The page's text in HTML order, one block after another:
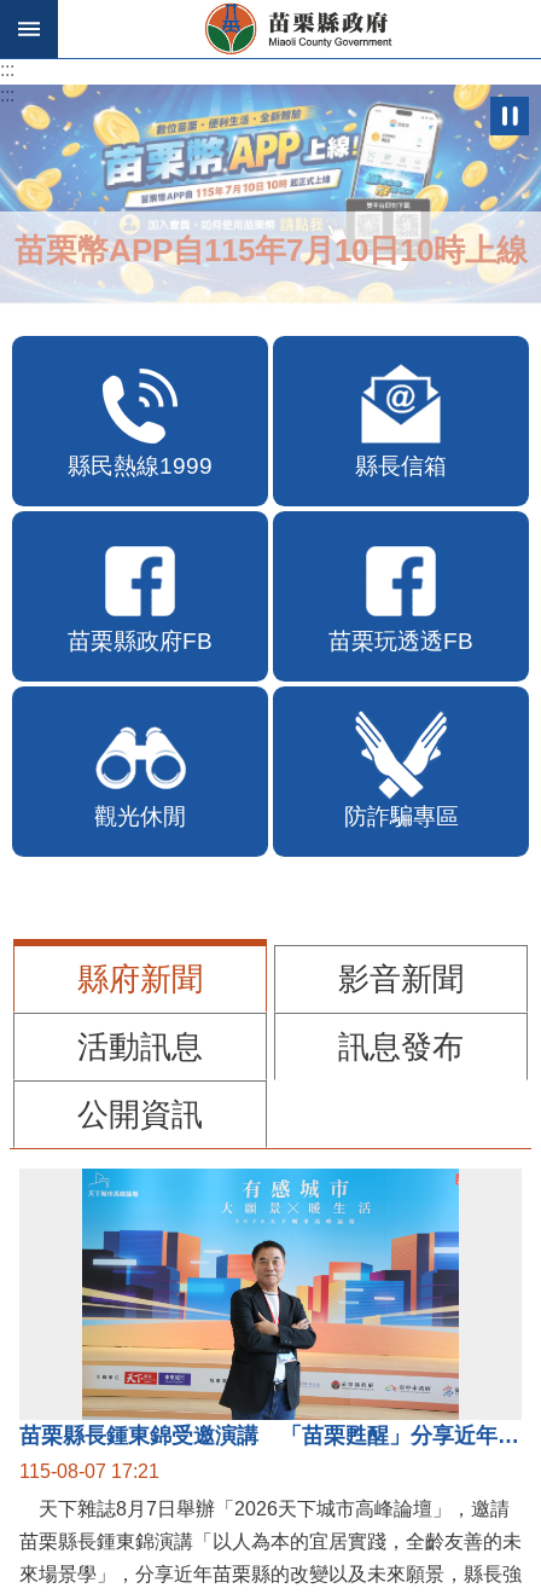
跳到主要內容區塊
:::
:::
苗栗幣APP自115年7月10日10時上線
縣民熱線1999 縣長信箱
苗栗縣政府FB 苗栗玩透透FB
觀光休閒 防詐騙專區
縣府新聞
影音新聞
活動訊息
訊息發布
公開資訊
苗栗縣長鍾東錦受邀演講 「苗栗甦醒」分享近年轉變
115-08-07 17:21
天下雜誌8月7日舉辦「2026天下城市高峰論壇」，邀請
苗栗縣長鍾東錦演講「以人為本的宜居實踐，全齡友善的未
來場景學」，分享近年苗栗縣的改變以及未來願景，縣長強